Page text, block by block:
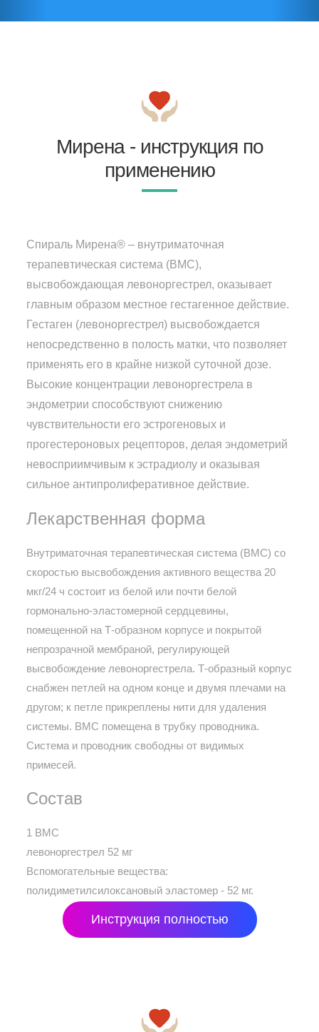
Мирена - инструкция по
применению
Спираль Мирена® – внутриматочная
терапевтическая система (ВМС),
высвобождающая левоноргестрел, оказывает
главным образом местное гестагенное действие.
Гестаген (левоноргестрел) высвобождается
непосредственно в полость матки, что позволяет
применять его в крайне низкой суточной дозе.
Высокие концентрации левоноргестрела в
эндометрии способствуют снижению
чувствительности его эстрогеновых и
прогестероновых рецепторов, делая эндометрий
невосприимчивым к эстрадиолу и оказывая
сильное антипролиферативное действие.
Лекарственная форма
Внутриматочная терапевтическая система (ВМС) со
скоростью высвобождения активного вещества 20
мкг/24 ч состоит из белой или почти белой
гормонально-эластомерной сердцевины,
помещенной на Т-образном корпусе и покрытой
непрозрачной мембраной, регулирующей
высвобождение левоноргестрела. Т-образный корпус
снабжен петлей на одном конце и двумя плечами на
другом; к петле прикреплены нити для удаления
системы. ВМС помещена в трубку проводника.
Система и проводник свободны от видимых
примесей.
Состав
1 ВМС
левоноргестрел 52 мг
Вспомогательные вещества:
полидиметилсилоксановый эластомер - 52 мг.
Инструкция полностью